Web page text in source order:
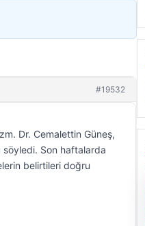
#19532
Dr. Cemalettin Güneş,
söyledi. Son haftalarda
belirtileri doğru